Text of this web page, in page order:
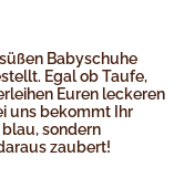
Babyschuhe
Egal ob Taufe,
Euren leckeren
uns bekommt Ihr
sondern
zaubert!